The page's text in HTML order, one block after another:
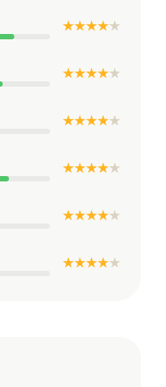
★ ★ ★ ★★
★ ★ ★ ★★
★ ★ ★ ★★
★ ★ ★ ★★
★ ★ ★ ★★
★ ★ ★ ★★